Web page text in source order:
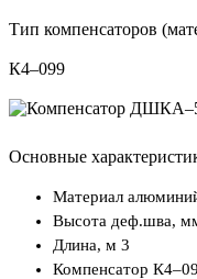
Тип компенсаторов
К4–099
Основные
Материал
Высота деф.шва,
Длина, м 3
Компенсатор